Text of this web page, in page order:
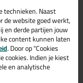
van dit
technieken. Naast
de website goed werkt,
en derde partijen jouw
content kunnen laten
. Door op "Cookies
cookies. Indien je kiest
en analytische